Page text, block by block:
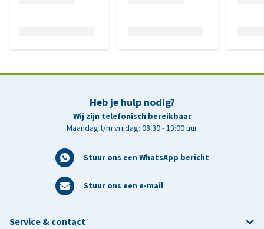
Heb je hulp nodig?
Wij zijn telefonisch bereikbaar
Maandag t/m vrijdag: 08:30 - 13:00 uur
Stuur ons een WhatsApp bericht
Stuur ons een e-mail
Service & contact